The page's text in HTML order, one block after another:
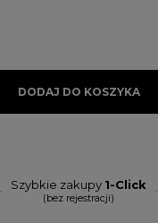
DODAJ DO KOSZYKA
Szybkie zakupy 1-Click
(bez rejestracji)